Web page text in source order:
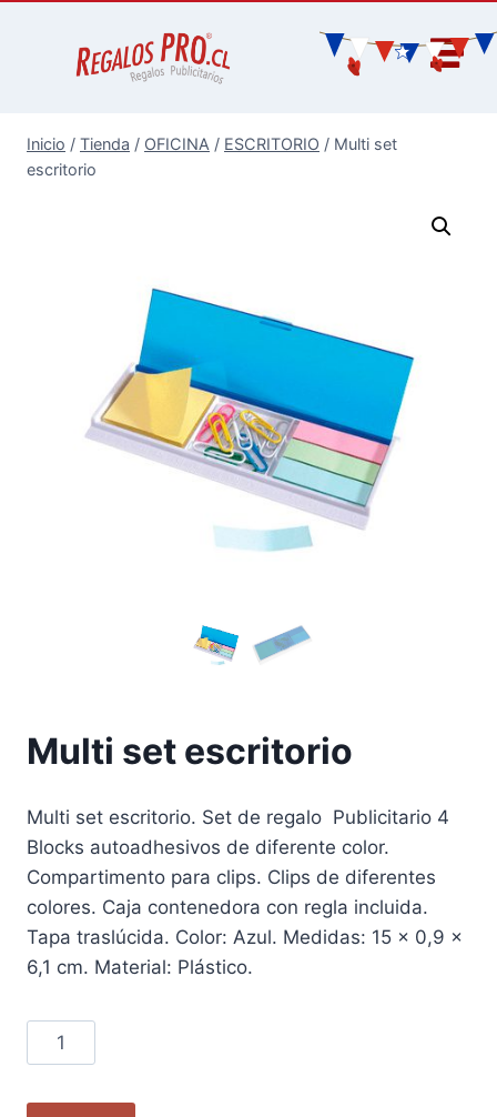
Inicio / Tienda / OFICINA / ESCRITORIO / Multi set
escritorio
Multi set escritorio
Multi set escritorio. Set de regalo Publicitario 4
Blocks autoadhesivos de diferente color.
Compartimento para clips. Clips de diferentes
colores. Caja contenedora con regla incluida.
Tapa traslúcida. Color: Azul. Medidas: 15 x 0,9 x
6,1 cm. Material: Plástico.